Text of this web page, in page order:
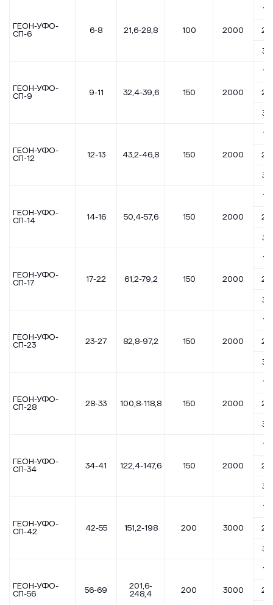
ГЕОН-УФО-
СП-6
6-8 21,6-28,8 100 2000
1,7
2,5
3,5
ГЕОН-УФО-
СП-9
9-11 32,4-39,6 150 2000
1,7
2,5
3,5
ГЕОН-УФО-
СП-12
12-13 43,2-46,8 150 2000
1,7
2,5
3,5
ГЕОН-УФО-
СП-14
14-16 50,4-57,6 150 2000
1,7
2,5
3,5
ГЕОН-УФО-
СП-17
17-22 61,2-79,2 150 2000
1,7
2,5
3,5
ГЕОН-УФО-
СП-23
23-27 82,8-97,2 150 2000
1,7
2,5
3,5
ГЕОН-УФО-
СП-28
28-33 100,8-118,8 150 2000
1,7
2,5
3,5
ГЕОН-УФО-
СП-34
34-41 122,4-147,6 150 2000
1,7
2,5
3,5
ГЕОН-УФО-
СП-42
42-55 151,2-198 200 3000
1,7
2,5
3,5
ГЕОН-УФО-
СП-56
56-69
201,6-
248,4
200 3000
1,7
2,5